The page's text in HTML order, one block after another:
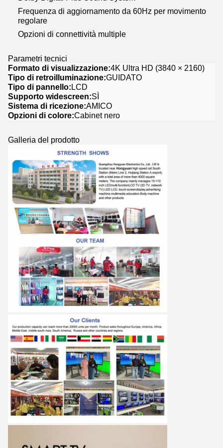
Frequenza di aggiornamento da 60Hz per movimento
regolare
Opzioni di connettività multiple
Parametri tecnici
Formato di visualizzazione:4K Ultra HD (3840 × 2160)
Tipo di retroilluminazione:GUIDATO
Tipo di pannello:LCD
Supporto widescreen:SÌ
Sistema di ricezione:AMICO
Opzioni di colore:Cabinet nero
Galleria del prodotto